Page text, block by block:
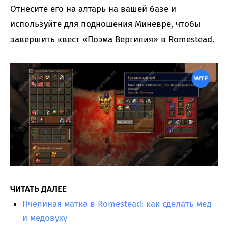
Отнесите его на алтарь на вашей базе и
используйте для подношения Миневре, чтобы
завершить квест «Поэма Вергилия» в Romestead.
ЧИТАТЬ ДАЛЕЕ
Пчелиная матка в Romestead: как сделать мед
и медовуху